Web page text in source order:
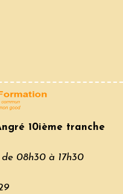
10ième tranche
08h30 à 17h30